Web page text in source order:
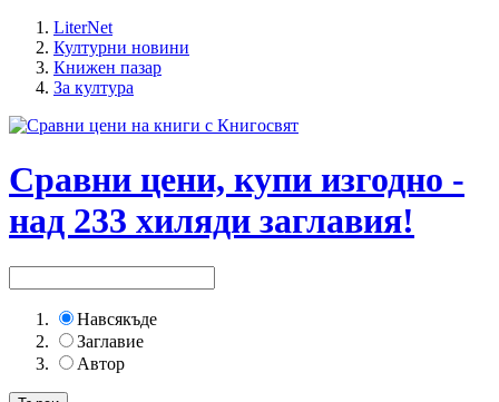
LiterNet
Културни новини
Книжен пазар
За култура
Сравни цени, купи изгодно -
над 233 хиляди заглавия!
Навсякъде
Заглавие
Автор